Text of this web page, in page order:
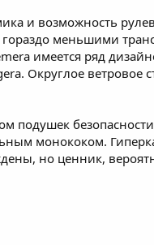
и возможность
меньшими
имеется ряд
Округлое ветровое
подушек
монококом.
но ценник,